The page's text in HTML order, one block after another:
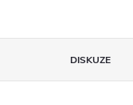
DISKUZE